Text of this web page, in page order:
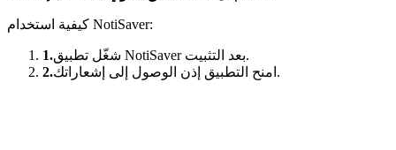
كيفية استخدام NotiSaver:
1.
شغّل تطبيق NotiSaver بعد التثبيت.
2.
امنح التطبيق إذن الوصول إلى إشعاراتك.